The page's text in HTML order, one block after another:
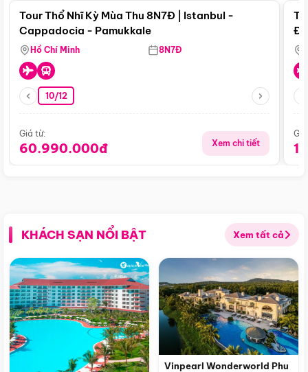
Tour Thổ Nhĩ Kỳ Mùa Thu 8N7Đ | Istanbul -
Cappadocia - Pamukkale
Hồ Chí Minh 8N7Đ
10/12
Giá từ:
60.990.000đ Xem chi tiết
KHÁCH SẠN NỔI BẬT Xem tất cả
Vinpearl Wonderworld Phu